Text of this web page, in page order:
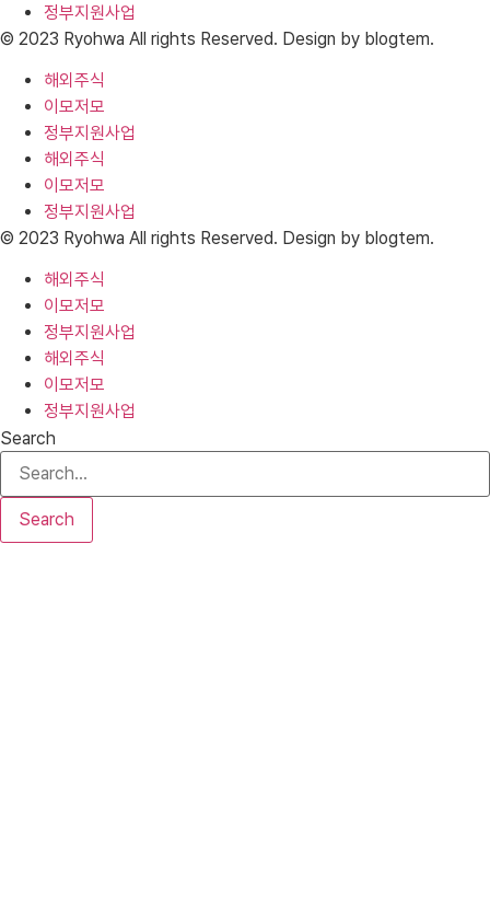
정부지원사업
© 2023 Ryohwa All rights Reserved. Design by blogtem.
해외주식
이모저모
정부지원사업
해외주식
이모저모
정부지원사업
© 2023 Ryohwa All rights Reserved. Design by blogtem.
해외주식
이모저모
정부지원사업
해외주식
이모저모
정부지원사업
Search
Search